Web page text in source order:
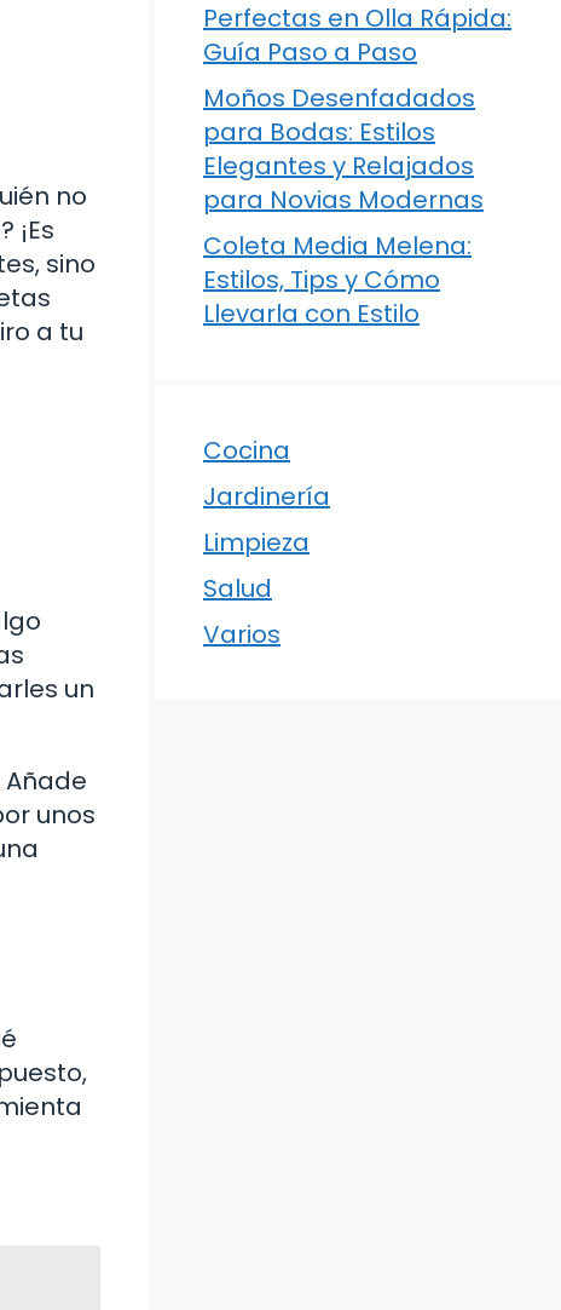
no
sino
a tu
un
unos
Perfectas en Olla Rápida:
Guía Paso a Paso
Moños Desenfadados
para Bodas: Estilos
Elegantes y Relajados
para Novias Modernas
Coleta Media Melena:
Estilos, Tips y Cómo
Llevarla con Estilo
Cocina
Jardinería
Limpieza
Salud
Varios